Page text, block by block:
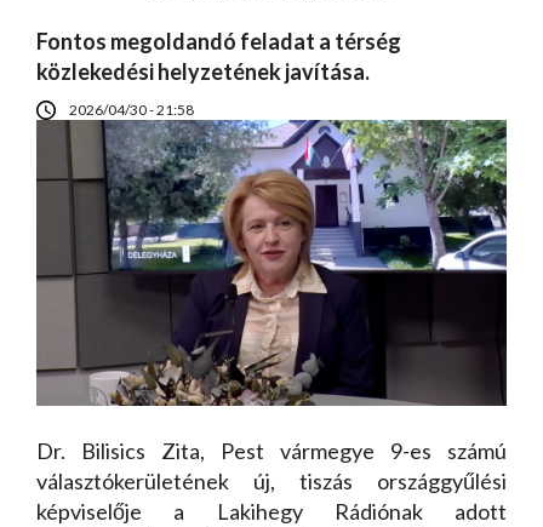
Fontos megoldandó feladat a térség
közlekedési helyzetének javítása.
2026/04/30 - 21:58
Dr. Bilisics Zita, Pest vármegye 9-es számú
választókerületének új, tiszás országgyűlési
képviselője a Lakihegy Rádiónak adott